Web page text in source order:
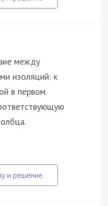
между
изоляций: к
в первом